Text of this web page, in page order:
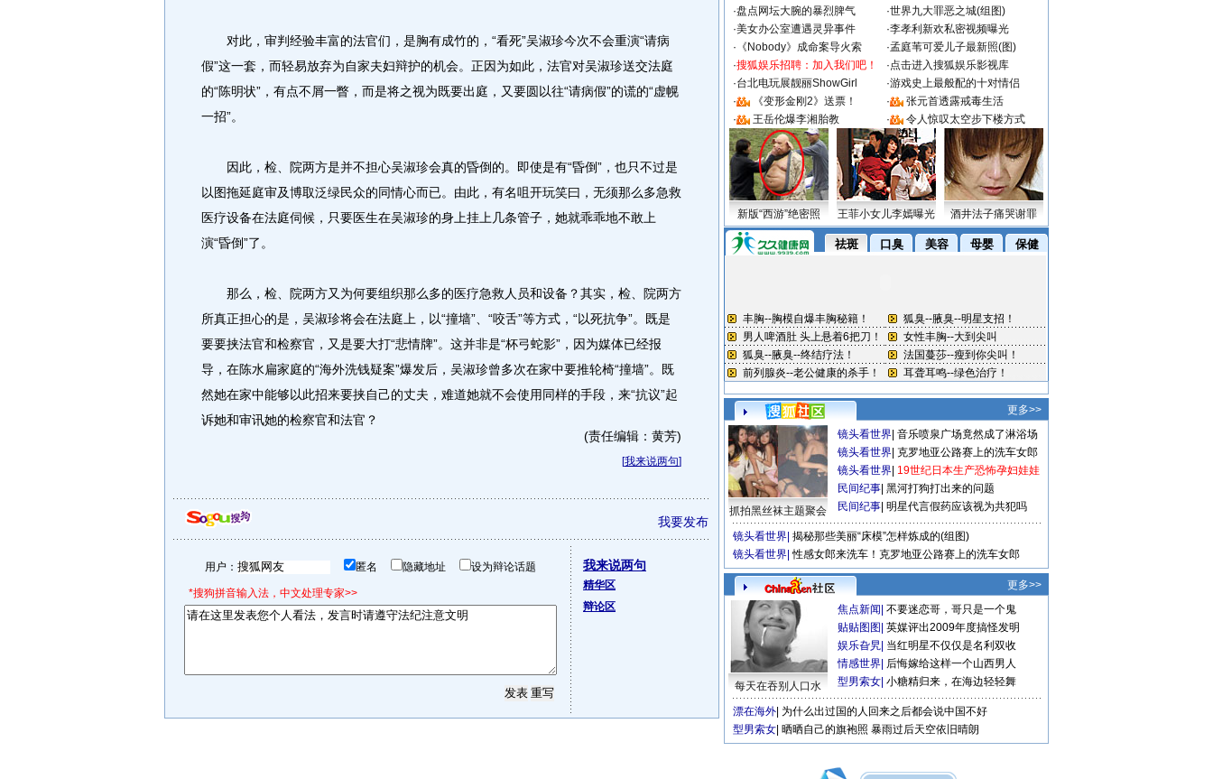
对此，审判经验丰富的法官们，是胸有成竹的，“看死”吴淑珍今次不会重演“请病
假”这一套，而轻易放弃为自家夫妇辩护的机会。正因为如此，法官对吴淑珍送交法庭
的“陈明状”，有点不屑一瞥，而是将之视为既要出庭，又要圆以往“请病假”的谎的“虚幌
一招”。
因此，检、院两方是并不担心吴淑珍会真的昏倒的。即使是有“昏倒”，也只不过是
以图拖延庭审及博取泛绿民众的同情心而已。由此，有名咀开玩笑曰，无须那么多急救
医疗设备在法庭伺候，只要医生在吴淑珍的身上挂上几条管子，她就乖乖地不敢上
演“昏倒”了。
那么，检、院两方又为何要组织那么多的医疗急救人员和设备？其实，检、院两方
所真正担心的是，吴淑珍将会在法庭上，以“撞墙”、“咬舌”等方式，“以死抗争”。既是
要要挟法官和检察官，又是要大打“悲情牌”。这并非是“杯弓蛇影”，因为媒体已经报
导，在陈水扁家庭的“海外洗钱疑案”爆发后，吴淑珍曾多次在家中要推轮椅“撞墙”。既
然她在家中能够以此招来要挟自己的丈夫，难道她就不会使用同样的手段，来“抗议”起
诉她和审讯她的检察官和法官？
(责任编辑：黄芳)
[我来说两句]
我要发布
用户： 匿名 隐藏地址 设为辩论话题
*搜狗拼音输入法，中文处理专家>>
我来说两句
精华区
辩论区
·盘点网坛大腕的暴烈脾气 ·世界九大罪恶之城(组图)
·美女办公室遭遇灵异事件 ·李孝利新欢私密视频曝光
· 《Nobody》成命案导火索 ·孟庭苇可爱儿子最新照(图)
·搜狐娱乐招聘：加入我们吧！ ·点击进入搜狐娱乐影视库
·台北电玩展靓丽ShowGirl ·游戏史上最般配的十对情侣
·
《变形金刚2》送票！ ·
张元首透露戒毒生活
·
王岳伦爆李湘胎教 · 令人惊叹太空步下楼方式
新版“西游”绝密照 王菲小女儿李嫣曝光 酒井法子痛哭谢罪
更多>>
抓拍黑丝袜主题聚会
镜头看世界 音乐喷泉广场竟然成了淋浴场
镜头看世界 克罗地亚公路赛上的洗车女郎
镜头看世界 19世纪日本生产恐怖孕妇娃娃
民间纪事 黑河打狗打出来的问题
民间纪事 明星代言假药应该视为共犯吗
镜头看世界 揭秘那些美丽“床模”怎样炼成的(组图)
镜头看世界 性感女郎来洗车！克罗地亚公路赛上的洗车女郎
更多>>
每天在吞别人口水
焦点新闻 不要迷恋哥，哥只是一个鬼
贴贴图图 英媒评出2009年度搞怪发明
娱乐旮旯 当红明星不仅仅是名利双收
情感世界 后悔嫁给这样一个山西男人
型男索女 小糖精归来，在海边轻轻舞
漂在海外 为什么出过国的人回来之后都会说中国不好
型男索女 晒晒自己的旗袍照 暴雨过后天空依旧晴朗